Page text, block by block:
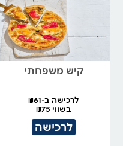
קיש משפחתי
לרכישה ב-₪61
בשווי ₪75
לרכישה